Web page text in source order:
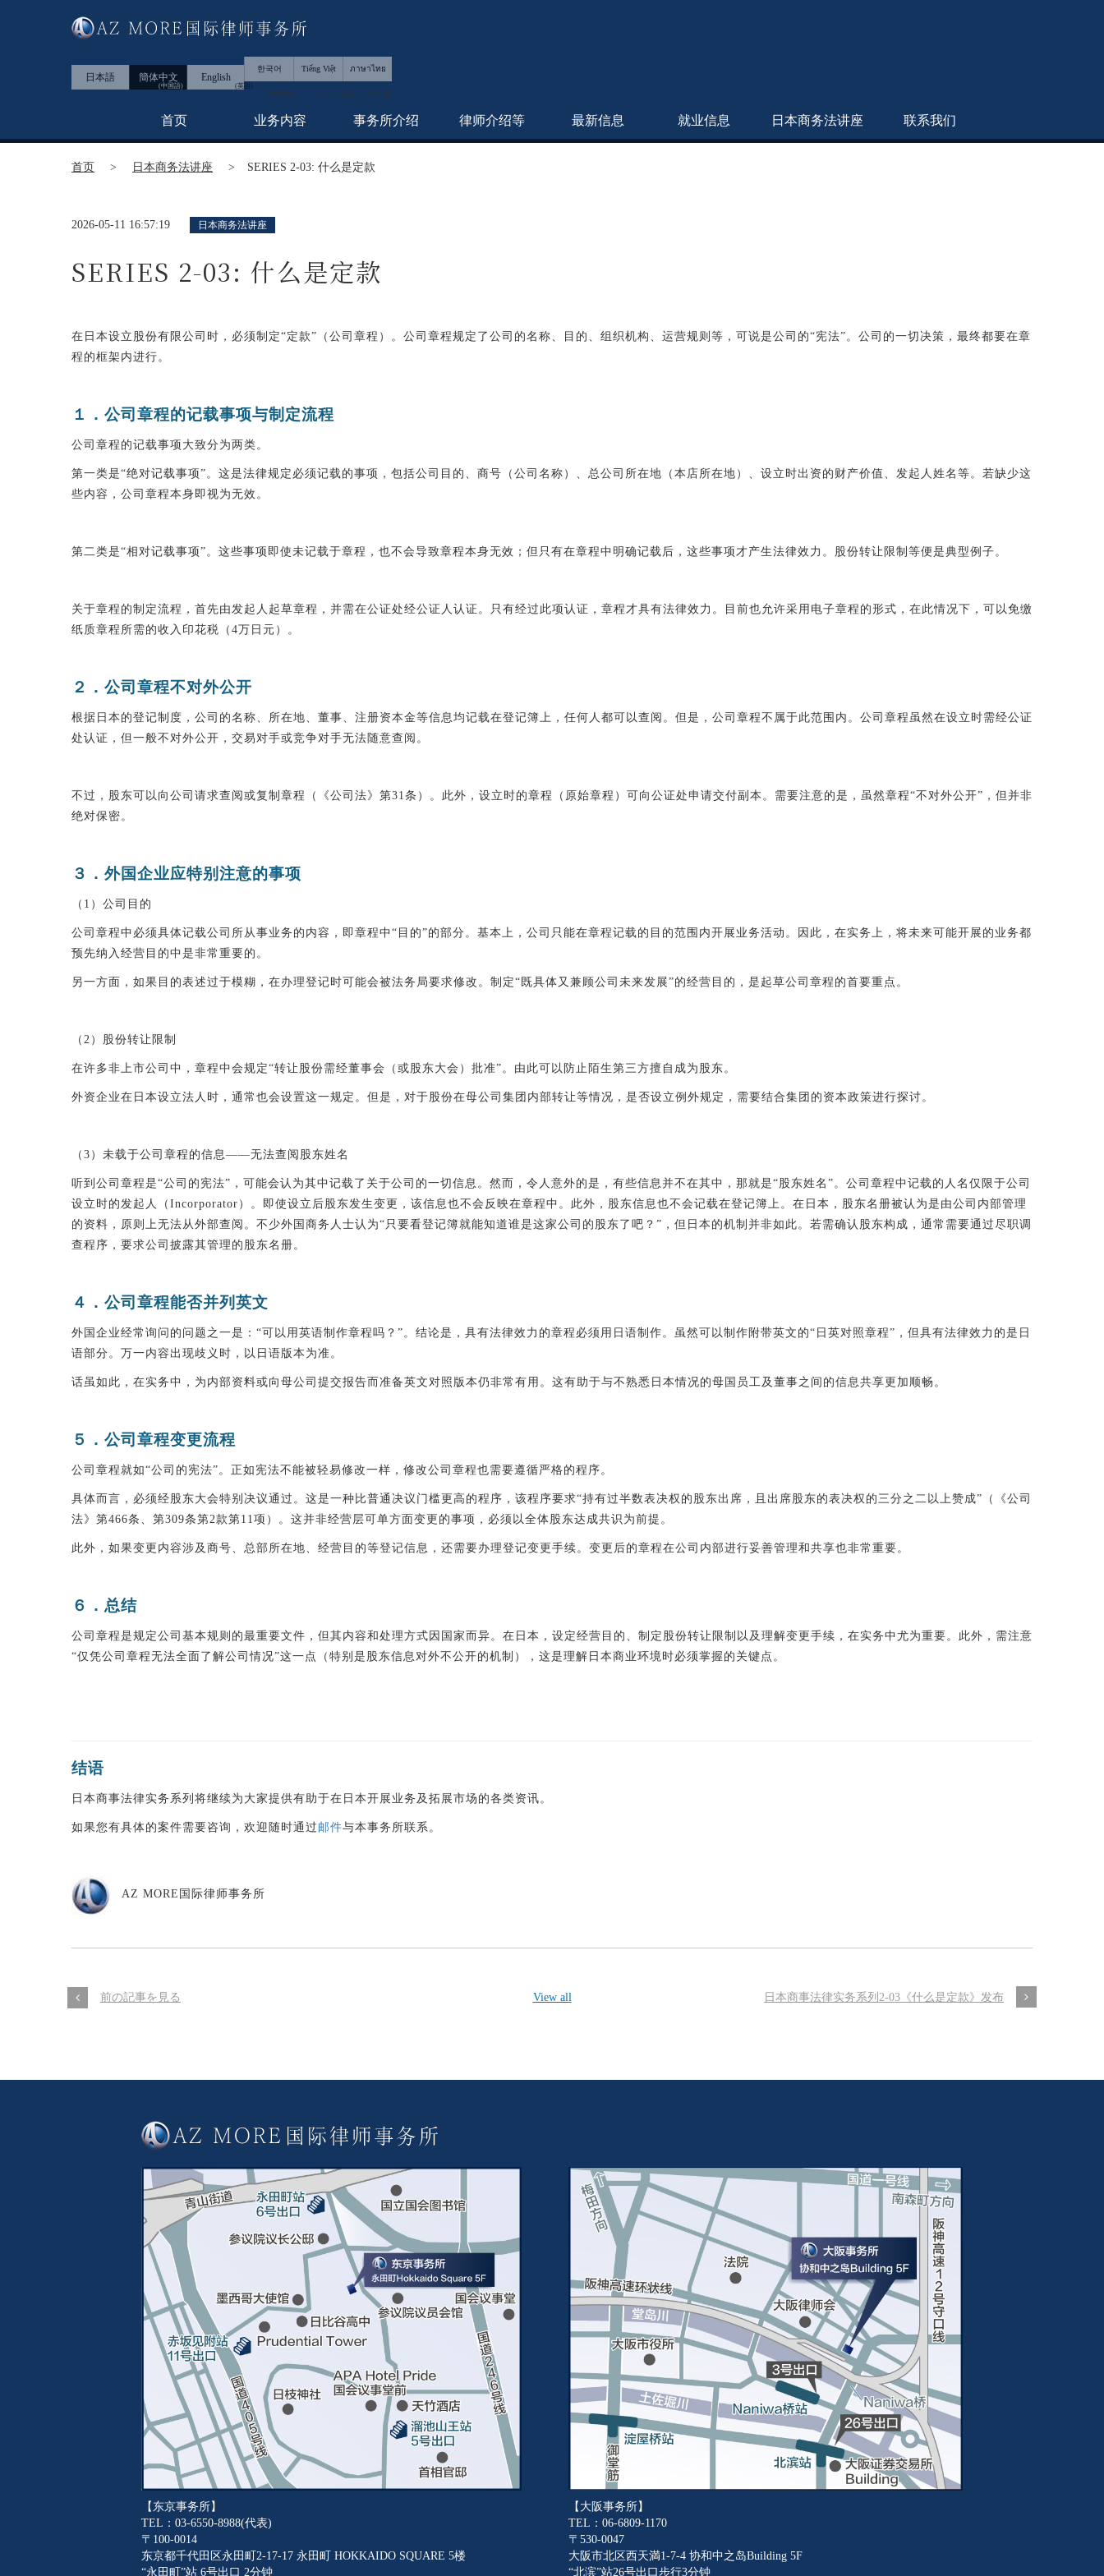
日本語 簡体中文 English
한국어 Tiếng Việt ภาษาไทย
首页 业务内容 事务所介绍 律师介绍等 最新信息 就业信息 日本商务法讲座 联系我们
首页 日本商务法讲座 SERIES 2-03: 什么是定款
2026-05-11 16:57:19 日本商务法讲座
SERIES 2-03: 什么是定款
在日本设立股份有限公司时，必须制定“定款”（公司章程）。公司章程规定了公司的名称、目的、组织机构、运营规则等，可说是公司的“宪法”。公司的一切决策，最终都要在章
程的框架内进行。
１．公司章程的记载事项与制定流程
公司章程的记载事项大致分为两类。
第一类是“绝对记载事项”。这是法律规定必须记载的事项，包括公司目的、商号（公司名称）、总公司所在地（本店所在地）、设立时出资的财产价值、发起人姓名等。若缺少这
些内容，公司章程本身即视为无效。
第二类是“相对记载事项”。这些事项即使未记载于章程，也不会导致章程本身无效；但只有在章程中明确记载后，这些事项才产生法律效力。股份转让限制等便是典型例子。
关于章程的制定流程，首先由发起人起草章程，并需在公证处经公证人认证。只有经过此项认证，章程才具有法律效力。目前也允许采用电子章程的形式，在此情况下，可以免缴
纸质章程所需的收入印花税（4万日元）。
２．公司章程不对外公开
根据日本的登记制度，公司的名称、所在地、董事、注册资本金等信息均记载在登记簿上，任何人都可以查阅。但是，公司章程不属于此范围内。公司章程虽然在设立时需经公证
处认证，但一般不对外公开，交易对手或竞争对手无法随意查阅。
不过，股东可以向公司请求查阅或复制章程（《公司法》第31条）。此外，设立时的章程（原始章程）可向公证处申请交付副本。需要注意的是，虽然章程“不对外公开”，但并非
绝对保密。
３．外国企业应特别注意的事项
（1）公司目的
公司章程中必须具体记载公司所从事业务的内容，即章程中“目的”的部分。基本上，公司只能在章程记载的目的范围内开展业务活动。因此，在实务上，将未来可能开展的业务都
预先纳入经营目的中是非常重要的。
另一方面，如果目的表述过于模糊，在办理登记时可能会被法务局要求修改。制定“既具体又兼顾公司未来发展”的经营目的，是起草公司章程的首要重点。
（2）股份转让限制
在许多非上市公司中，章程中会规定“转让股份需经董事会（或股东大会）批准”。由此可以防止陌生第三方擅自成为股东。
外资企业在日本设立法人时，通常也会设置这一规定。但是，对于股份在母公司集团内部转让等情况，是否设立例外规定，需要结合集团的资本政策进行探讨。
（3）未载于公司章程的信息——无法查阅股东姓名
听到公司章程是“公司的宪法”，可能会认为其中记载了关于公司的一切信息。然而，令人意外的是，有些信息并不在其中，那就是“股东姓名”。公司章程中记载的人名仅限于公司
设立时的发起人（Incorporator）。即使设立后股东发生变更，该信息也不会反映在章程中。此外，股东信息也不会记载在登记簿上。在日本，股东名册被认为是由公司内部管理
的资料，原则上无法从外部查阅。不少外国商务人士认为“只要看登记簿就能知道谁是这家公司的股东了吧？”，但日本的机制并非如此。若需确认股东构成，通常需要通过尽职调
查程序，要求公司披露其管理的股东名册。
４．公司章程能否并列英文
外国企业经常询问的问题之一是：“可以用英语制作章程吗？”。结论是，具有法律效力的章程必须用日语制作。虽然可以制作附带英文的“日英对照章程”，但具有法律效力的是日
语部分。万一内容出现歧义时，以日语版本为准。
话虽如此，在实务中，为内部资料或向母公司提交报告而准备英文对照版本仍非常有用。这有助于与不熟悉日本情况的母国员工及董事之间的信息共享更加顺畅。
５．公司章程变更流程
公司章程就如“公司的宪法”。正如宪法不能被轻易修改一样，修改公司章程也需要遵循严格的程序。
具体而言，必须经股东大会特别决议通过。这是一种比普通决议门槛更高的程序，该程序要求“持有过半数表决权的股东出席，且出席股东的表决权的三分之二以上赞成”（《公司
法》第466条、第309条第2款第11项）。这并非经营层可单方面变更的事项，必须以全体股东达成共识为前提。
此外，如果变更内容涉及商号、总部所在地、经营目的等登记信息，还需要办理登记变更手续。变更后的章程在公司内部进行妥善管理和共享也非常重要。
６．总结
公司章程是规定公司基本规则的最重要文件，但其内容和处理方式因国家而异。在日本，设定经营目的、制定股份转让限制以及理解变更手续，在实务中尤为重要。此外，需注意
“仅凭公司章程无法全面了解公司情况”这一点（特别是股东信息对外不公开的机制），这是理解日本商业环境时必须掌握的关键点。
结语
日本商事法律实务系列将继续为大家提供有助于在日本开展业务及拓展市场的各类资讯。
如果您有具体的案件需要咨询，欢迎随时通过 邮件与本事务所联系。
AZ MORE国际律师事务所
前の記事を見る View all 日本商事法律实务系列2-03《什么是定款》发布
【东京事务所】
TEL：03-6550-8988(代表)
〒100-0014
东京都千代田区永田町2-17-17 永田町 HOKKAIDO SQUARE 5楼
“永田町”站 6号出口 2分钟
【大阪事务所】
TEL：06-6809-1170
〒530-0047
大阪市北区西天満1-7-4 协和中之岛Building 5F
“北滨”站26号出口步行3分钟